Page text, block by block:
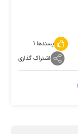
پسندها:۱
اشتراک گذاری